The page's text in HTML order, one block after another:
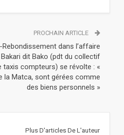
PROCHAIN ARTICLE
Rebondissement dans l’affaire
dit Bako (pdt du collectif
taxis compteurs) se révolte : «
la Matca, sont gérées comme
des biens personnels »
Plus D'articles De L'auteur